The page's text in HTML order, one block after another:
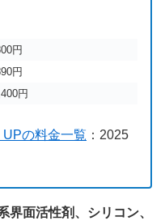
円
円
円
の料金一覧 ： 2025
界面活性剤、シリコン、